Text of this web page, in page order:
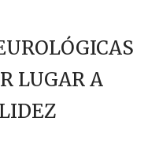
LUGAR A